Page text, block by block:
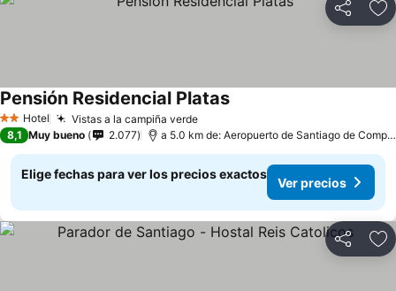
Compartir
2 Estrellas
Hotel Vistas a la campiña verde
Pensión Residencial Platas
8,1 Muy bueno 2.077 a 5.0 km de: Aeropuerto de Santiago de Compostela
Elige fechas para ver los precios exactos
Ver precios
Compartir